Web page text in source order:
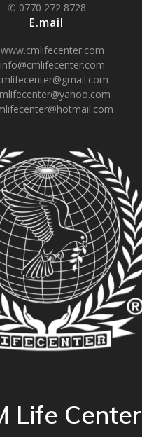
✆ 0770 272 8728
E.mail
Life Center